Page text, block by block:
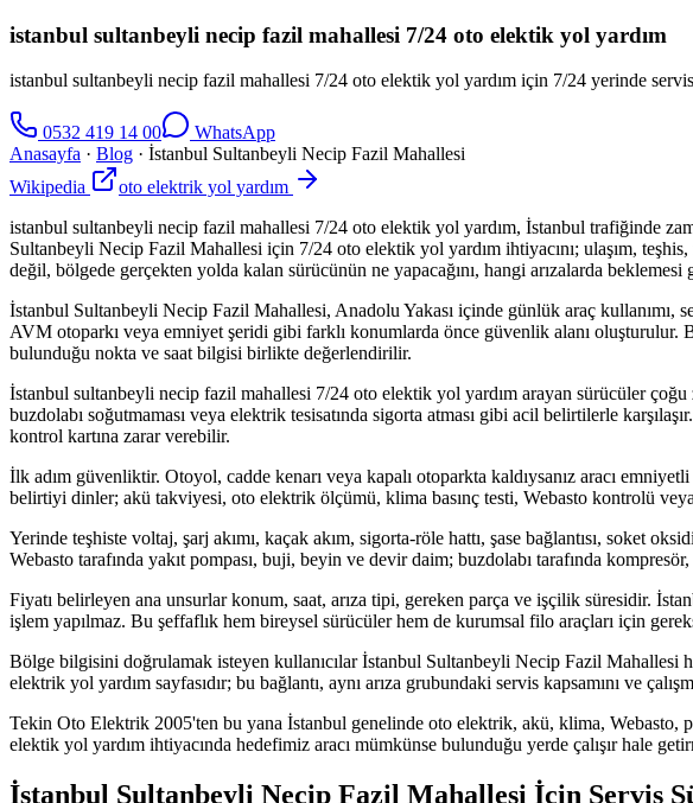
istanbul sultanbeyli necip fazil mahallesi 7/24 oto elektik yol yardım
istanbul sultanbeyli necip fazil mahallesi 7/24 oto elektik yol yardım için 7/24 yerinde
0532 419 14 00
WhatsApp
Anasayfa · Blog · İstanbul Sultanbeyli Necip Fazil Mahallesi
Wikipedia
oto elektrik yol yardım
istanbul sultanbeyli necip fazil mahallesi 7/24 oto elektik yol yardım, İstanbul trafiğinde
Sultanbeyli Necip Fazil Mahallesi için 7/24 oto elektik yol yardım ihtiyacını; ulaşım,
değil, bölgede gerçekten yolda kalan sürücünün ne yapacağını, hangi arızalarda
İstanbul Sultanbeyli Necip Fazil Mahallesi, Anadolu Yakası içinde günlük araç kullanımı,
AVM otoparkı veya emniyet şeridi gibi farklı konumlarda önce güvenlik alanı oluşturulur.
bulunduğu nokta ve saat bilgisi birlikte değerlendirilir.
İstanbul sultanbeyli necip fazil mahallesi 7/24 oto elektik yol yardım arayan sürücüler çoğu
buzdolabı soğutmaması veya elektrik tesisatında sigorta atması gibi acil belirtilerle
kontrol kartına zarar verebilir.
İlk adım güvenliktir. Otoyol, cadde kenarı veya kapalı otoparkta kaldıysanız aracı
belirtiyi dinler; akü takviyesi, oto elektrik ölçümü, klima basınç testi, Webasto kontrolü
Yerinde teşhiste voltaj, şarj akımı, kaçak akım, sigorta-röle hattı, şase bağlantısı, soket
Webasto tarafında yakıt pompası, buji, beyin ve devir daim; buzdolabı tarafında
Fiyatı belirleyen ana unsurlar konum, saat, arıza tipi, gereken parça ve işçilik süresidir.
işlem yapılmaz. Bu şeffaflık hem bireysel sürücüler hem de kurumsal filo araçları için
Bölge bilgisini doğrulamak isteyen kullanıcılar İstanbul Sultanbeyli Necip Fazil Mahallesi
elektrik yol yardım sayfasıdır; bu bağlantı, aynı arıza grubundaki servis kapsamını ve
Tekin Oto Elektrik 2005'ten bu yana İstanbul genelinde oto elektrik, akü, klima, Webasto,
elektik yol yardım ihtiyacında hedefimiz aracı mümkünse bulunduğu yerde çalışır hale
İstanbul Sultanbeyli Necip Fazil Mahallesi İçin Servis